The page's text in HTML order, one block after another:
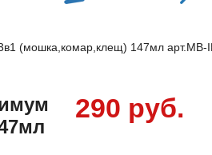
(мошка,комар,клещ) 147мл арт.MB-
290 руб.